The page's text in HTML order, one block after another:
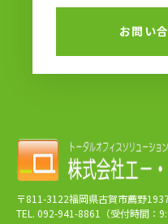
お問い
〒811-3122福岡県古賀市薦野
TEL. 092-941-8861（受付時間：